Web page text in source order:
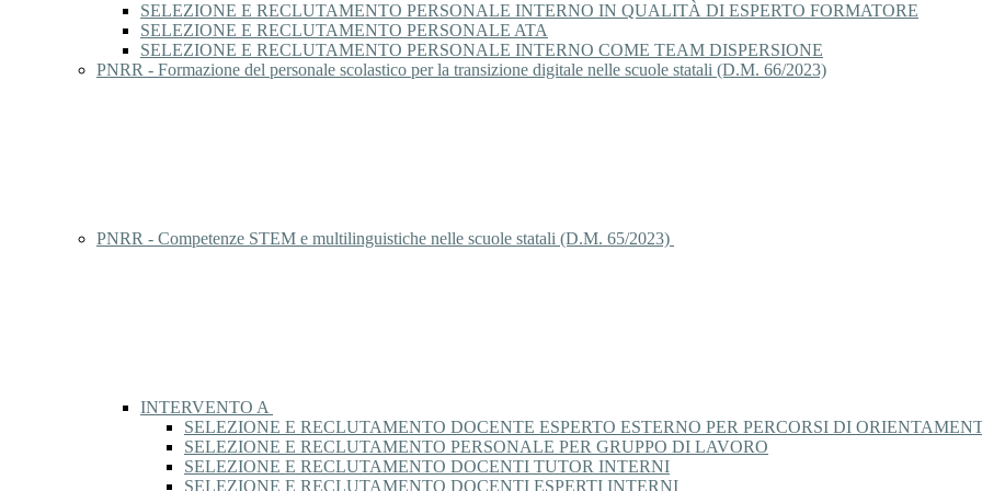
SELEZIONE E RECLUTAMENTO PERSONALE INTERNO IN QUALITÀ DI ESPERTO FORMATORE
SELEZIONE E RECLUTAMENTO PERSONALE ATA
SELEZIONE E RECLUTAMENTO PERSONALE INTERNO COME TEAM DISPERSIONE
PNRR - Formazione del personale scolastico per la transizione digitale nelle scuole statali (D.M. 66/2023)
PNRR - Competenze STEM e multilinguistiche nelle scuole statali (D.M. 65/2023)
INTERVENTO A
SELEZIONE E RECLUTAMENTO DOCENTE ESPERTO ESTERNO PER PERCORSI DI
SELEZIONE E RECLUTAMENTO PERSONALE PER GRUPPO DI LAVORO
SELEZIONE E RECLUTAMENTO DOCENTI TUTOR INTERNI
SELEZIONE E RECLUTAMENTO DOCENTI ESPERTI INTERNI